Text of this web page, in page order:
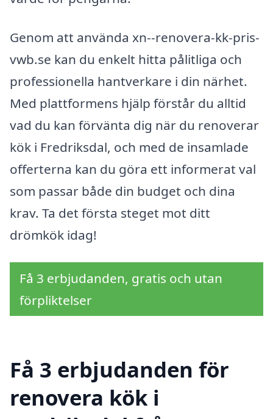
Genom att använda xn--renovera-kk-pris-
vwb.se kan du enkelt hitta pålitliga och
professionella hantverkare i din närhet.
Med plattformens hjälp förstår du alltid
vad du kan förvänta dig när du renoverar
kök i Fredriksdal, och med de insamlade
offerterna kan du göra ett informerat val
som passar både din budget och dina
krav. Ta det första steget mot ditt
drömkök idag!
Få 3 erbjudanden, gratis och utan
förpliktelser
Få 3 erbjudanden för
renovera kök i